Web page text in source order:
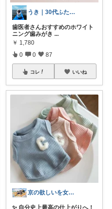
うき｜30代ふたり暮らし
歯医者さんおすすめのホワイト
ニング歯みがき ...
￥ 1,780
0 0 87
コレ いいね
京の欲しいを女性に向けて
✨ 自分史上最高の仕上がりへ！